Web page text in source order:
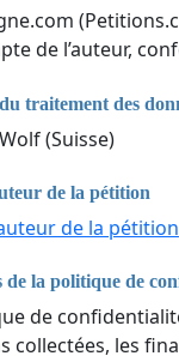
de l’auteur,
traitement des
(Suisse)
de la pétition
de la pétition
la politique de
de
collectées, les